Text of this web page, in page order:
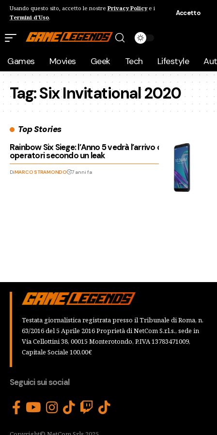
Usando questo sito, accetto le nostre Privacy Policye i
Termini d'Uso.
Accetto
Games Movies Geek Tech Lifestyle
Tag:Six Invitational 2020
Top Stories
Rainbow Six Siege: l’Anno 5 vedrà l’arrivo di sei
operatori secondo un leak
DiMARCO STRAMONDO 7 anni fa
Testata giornalistica registrata presso il Tribunale di Roma, n.
63/2016 del 5 Aprile 2016 Proprietà di NetCom S.r.l.s., sede in
Via Cellottini 38, 00015 Monterotondo, P.IVA 13783471009,
Capitale Sociale 100,00€
Seguici sui social